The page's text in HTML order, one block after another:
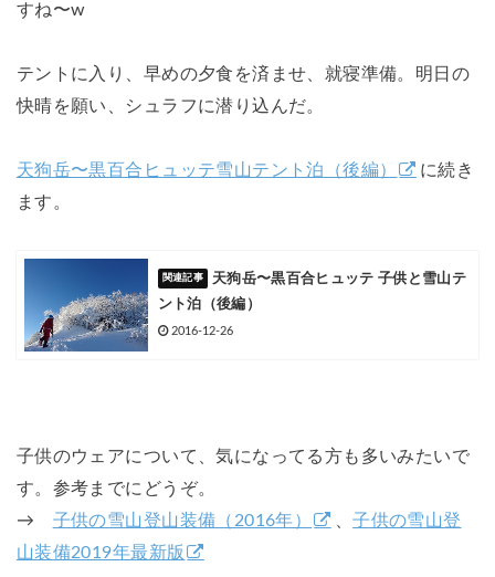
すね〜w
テントに入り、早めの夕食を済ませ、就寝準備。明日の
快晴を願い、シュラフに潜り込んだ。
天狗岳〜黒百合ヒュッテ雪山テント泊（後編）
に続き
ます。
天狗岳〜黒百合ヒュッテ 子供と雪山テ
ント泊（後編）
2016-12-26
子供のウェアについて、気になってる方も多いみたいで
す。参考までにどうぞ。
→ 子供の雪山登山装備（2016年） 、子供の雪山登
山装備2019年最新版